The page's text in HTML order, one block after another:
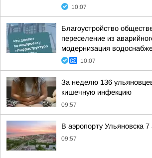
10:07
Благоустройство
переселение из
модернизация
10:07
За неделю 136
кишечную инфекцию
09:57
В аэропорту Ульяновска 7
09:57